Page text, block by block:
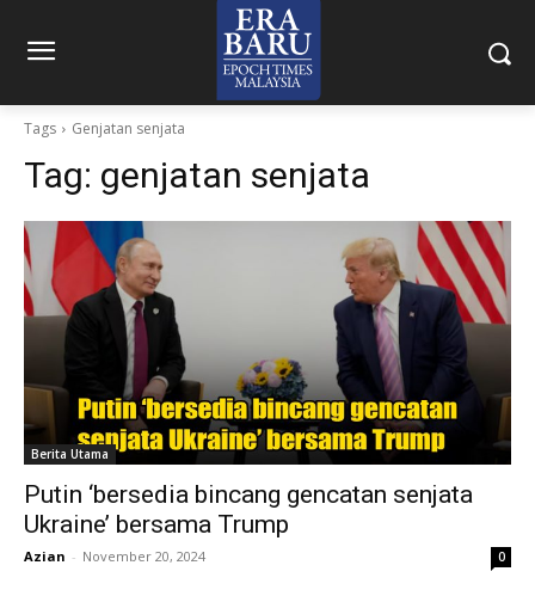
Tags Genjatan senjata
Tag: genjatan senjata
Berita Utama
Putin ‘bersedia bincang gencatan senjata
Ukraine’ bersama Trump
Azian - November 20, 2024 0